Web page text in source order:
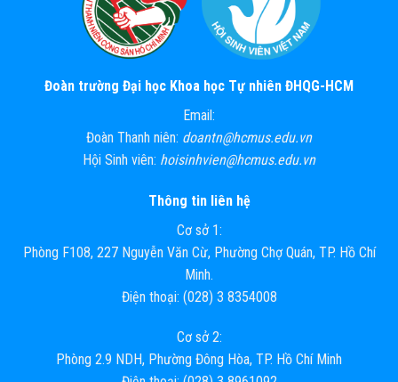
Đoàn trường Đại học Khoa học Tự nhiên ĐHQG-HCM
Email:
Đoàn Thanh niên: doantn@hcmus.edu.vn
Hội Sinh viên: hoisinhvien@hcmus.edu.vn
Thông tin liên hệ
Cơ sở 1:
Phòng F108, 227 Nguyễn Văn Cừ, Phường Chợ Quán, TP. Hồ Chí
Minh.
Điện thoại: (028) 3 8354008
Cơ sở 2:
Phòng 2.9 NDH, Phường Đông Hòa, TP. Hồ Chí Minh